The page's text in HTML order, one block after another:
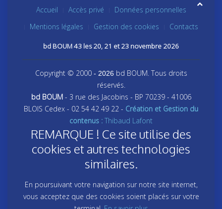
Accueil Accès privé
Données personnelles
Mentions légales
Gestion des cookies Contacts
bd BOUM 43 les 20, 21 et 23 novembre 2026
Copyright © 2000- 2026 bd BOUM. Tous droits
réservés.
bd BOUM- 3 rue des Jacobins - BP 70239 - 41006
BLOIS Cedex - 02 54 42 49 22 - Création et Gestion du
contenus : Thibaud Lafont
REMARQUE ! Ce site utilise des
cookies et autres technologies
similaires.
En poursuivant votre navigation sur notre site internet,
vous acceptez que des cookies soient placés sur votre